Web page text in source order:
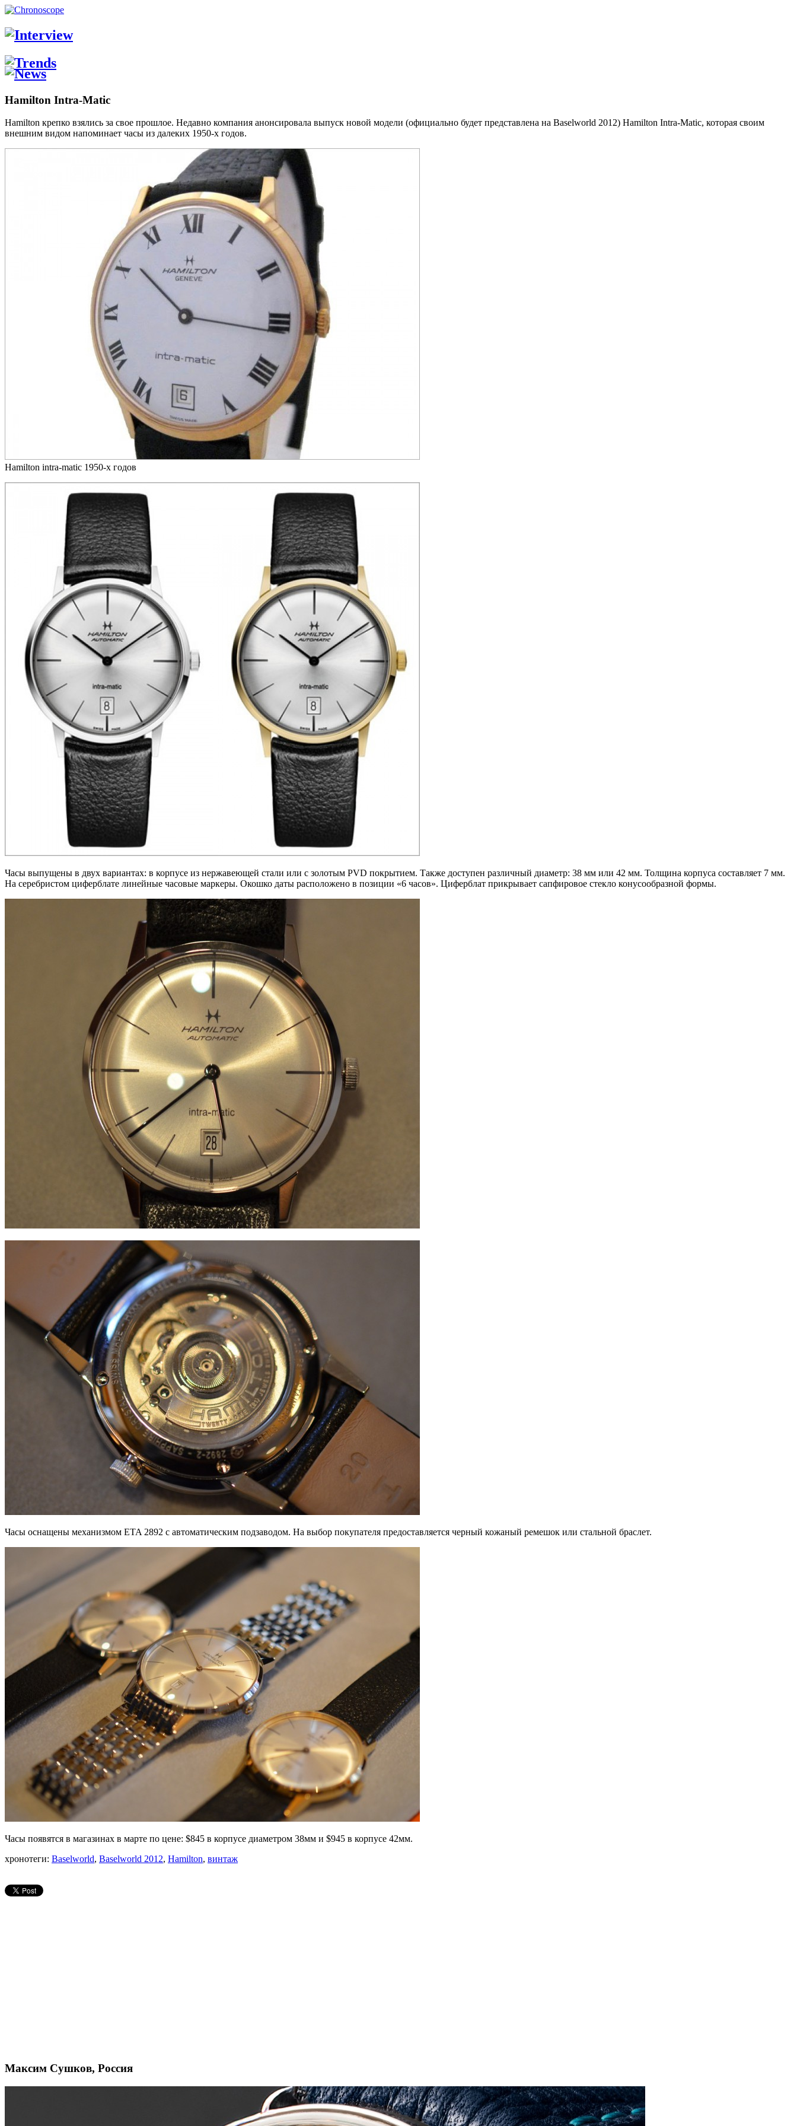
Hamilton Intra-Matic
Hamilton крепко взялись за свое прошлое. Недавно компания анонсировала выпуск новой модели (официально будет представлена на Baselworld 2012) Hamilton Intra-Matic, которая своим
внешним видом напоминает часы из далеких 1950-х годов.
Hamilton intra-matic 1950-х годов
Часы выпущены в двух вариантах: в корпусе из нержавеющей стали или с золотым PVD покрытием. Также доступен различный диаметр: 38 мм или 42 мм. Толщина корпуса составляет 7 мм.
На серебристом циферблате линейные часовые маркеры. Окошко даты расположено в позиции «6 часов». Циферблат прикрывает сапфировое стекло конусообразной формы.
Часы оснащены механизмом ETA 2892 с автоматическим подзаводом. На выбор покупателя предоставляется черный кожаный ремешок или стальной браслет.
Часы появятся в магазинах в марте по цене: $845 в корпусе диаметром 38мм и $945 в корпусе 42мм.
хронотеги: Baselworld, Baselworld 2012, Hamilton, винтаж
Максим Сушков, Россия